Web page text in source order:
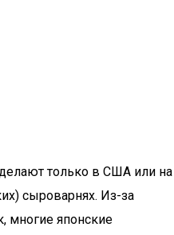
только в США или на
сыроварнях. Из-за
многие японские